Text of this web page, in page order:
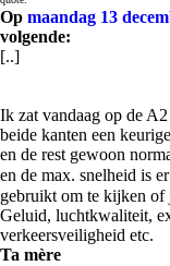
Op maandag 13
volgende:
[..]
Ik zat vandaag op de
beide kanten een
en de rest gewoon
en de max. snelheid is
gebruikt om te kijken of
Geluid, luchtkwaliteit,
verkeersveiligheid etc.
Ta mère